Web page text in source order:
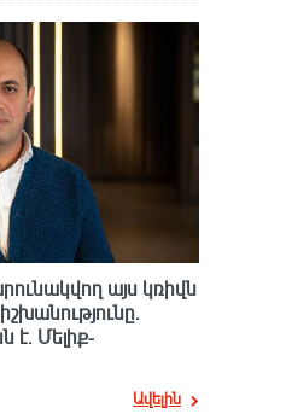
այս կռիվն
է. Մելիք-
Ավելին